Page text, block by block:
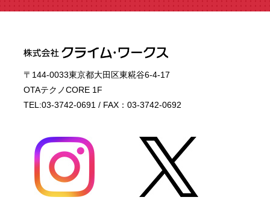
〒144-0033東京都大田区東糀谷6-4-17
OTAテクノCORE 1F
TEL:03-3742-0691 / FAX：03-3742-0692